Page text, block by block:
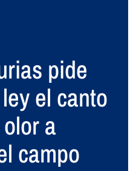
pide
el canto
a
campo